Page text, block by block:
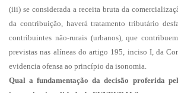
(iii) se considerada a receita bruta da
da contribuição, haverá tratamento tributário
contribuintes não-rurais (urbanos), que
previstas nas alíneas do artigo 195, inciso I, da
evidencia ofensa ao princípio da isonomia.
Qual a fundamentação da decisão proferida